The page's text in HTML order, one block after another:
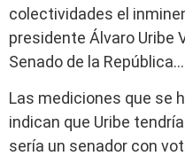
colectividades el
presidente Álvaro Uribe
Senado de la República…
Las mediciones que se
indican que Uribe
sería un senador con